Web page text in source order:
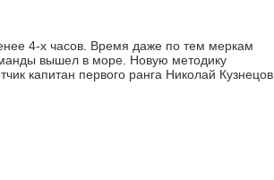
4-х часов. Время даже по тем меркам
вышел в море. Новую методику
капитан первого ранга Николай Кузнецов